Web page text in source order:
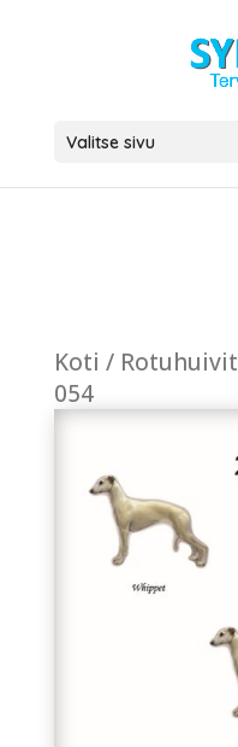
Valitse sivu
Koti / Rotuhuivit
054